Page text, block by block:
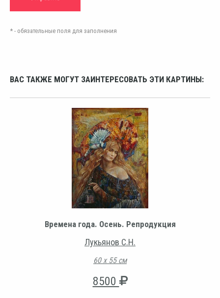
* - обязательные поля для заполнения
ВАС ТАКЖЕ МОГУТ ЗАИНТЕРЕСОВАТЬ ЭТИ КАРТИНЫ:
Времена года. Осень. Репродукция
Лукьянов С.Н.
60 х 55 см
8500